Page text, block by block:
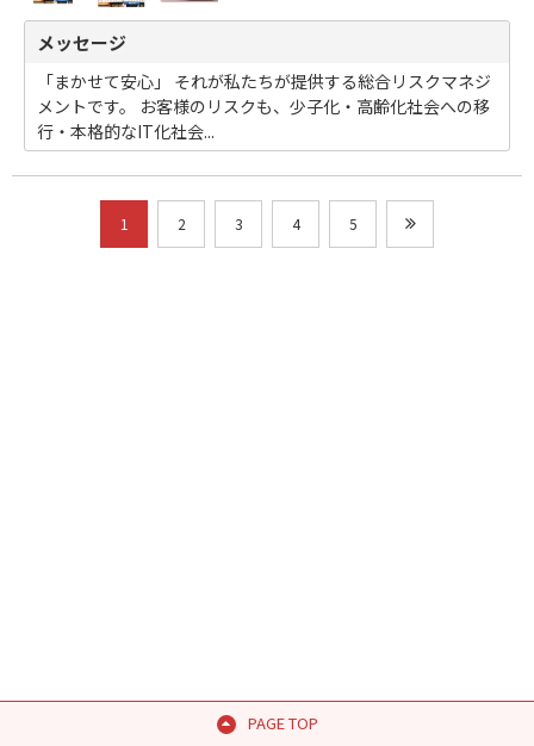
メッセージ
「まかせて安心」 それが私たちが提供する総合リスクマネジ
メントです。 お客様のリスクも、少子化・高齢化社会への移
行・本格的なIT化社会...
1 2 3 4 5
PAGE TOP